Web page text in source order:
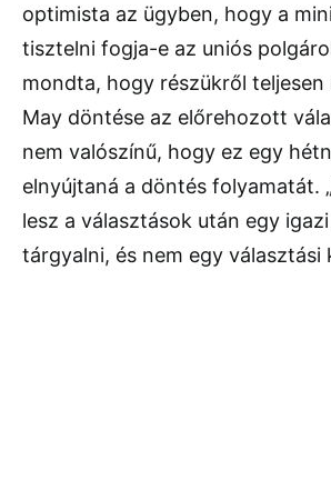
optimista az ügyben, hogy a
tisztelni fogja-e az uniós
mondta, hogy részükről teljesen
May döntése az előrehozott
nem valószínű, hogy ez egy
elnyújtaná a döntés folyamatát.
lesz a választások után egy
tárgyalni, és nem egy választási